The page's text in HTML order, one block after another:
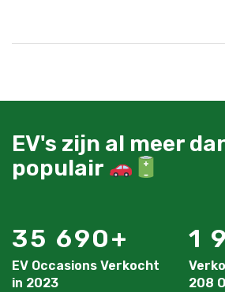
EV's zijn al meer
populair
35 690
EV Occasions Verkocht
in 2023
1
208